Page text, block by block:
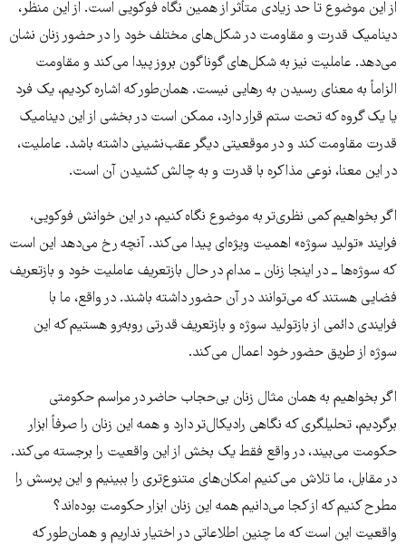
از این موضوع تا حد زیادی متأثر از همین نگاه فوکویی است. از این منظر،
دینامیک قدرت و مقاومت در شکل‌های مختلف خود را در حضور زنان نشان
می‌دهد. عاملیت نیز به شکل‌های گوناگون بروز پیدا می‌کند و مقاومت
الزاماً به معنای رسیدن به رهایی نیست. همان‌طور که اشاره کردیم، یک فرد
یا یک گروه که تحت ستم قرار دارد، ممکن است در بخشی از این دینامیک
قدرت مقاومت کند و در موقعیتی دیگر عقب‌نشینی داشته باشد. عاملیت،
در این معنا، نوعی مذاکره با قدرت و به چالش کشیدن آن است.
اگر بخواهیم کمی نظری‌تر به موضوع نگاه کنیم، در این خوانش فوکویی،
فرایند «تولید سوژه» اهمیت ویژه‌ای پیدا می‌کند. آنچه رخ می‌دهد این است
که سوژه‌ها ــ در اینجا زنان ــ مدام در حال بازتعریف عاملیت خود و بازتعریف
فضایی هستند که می‌توانند در آن حضور داشته باشند. در واقع، ما با
فرایندی دائمی از بازتولید سوژه و بازتعریف قدرتی روبه‌رو هستیم که این
سوژه از طریق حضور خود اعمال می‌کند.
اگر بخواهیم به همان مثال زنان بی‌حجاب حاضر در مراسم حکومتی
برگردیم، تحلیلگری که نگاهی رادیکال‌تر دارد و همه این زنان را صرفاً ابزار
حکومت می‌بیند، در واقع فقط یک بخش از این واقعیت را برجسته می‌کند.
در مقابل، ما تلاش می‌کنیم امکان‌های متنوع‌تری را ببینیم و این پرسش را
مطرح کنیم که از کجا می‌دانیم همه این زنان ابزار حکومت بوده‌اند؟
واقعیت این است که ما چنین اطلاعاتی در اختیار نداریم و همان‌طور که